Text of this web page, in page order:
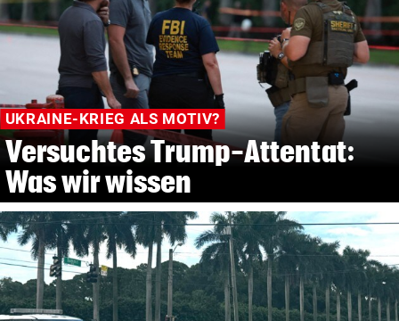
UKRAINE-KRIEG ALS MOTIV?
Versuchtes Trump-Attentat:
Was wir wissen